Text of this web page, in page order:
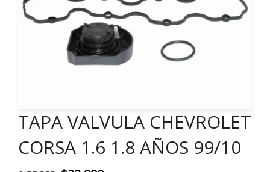
TAPA VALVULA CHEVROLET
CORSA 1.6 1.8 AÑOS 99/10